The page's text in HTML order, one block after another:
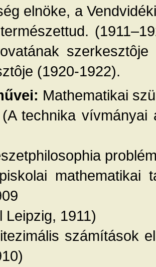
elnöke, a
(1920-1922).
Mathematikai
technika
mathematikai
Leipzig, 1911)
számítások